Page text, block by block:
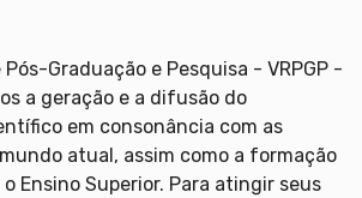
Graduação e Pesquisa - VRPGP -
a geração e a difusão do
em consonância com as
atual, assim como a formação
Ensino Superior. Para atingir seus